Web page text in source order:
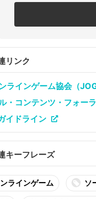
リンク
ラインゲーム協会（
・コンテンツ・フォー
イドライン
キーフレーズ
ラインゲーム ソ